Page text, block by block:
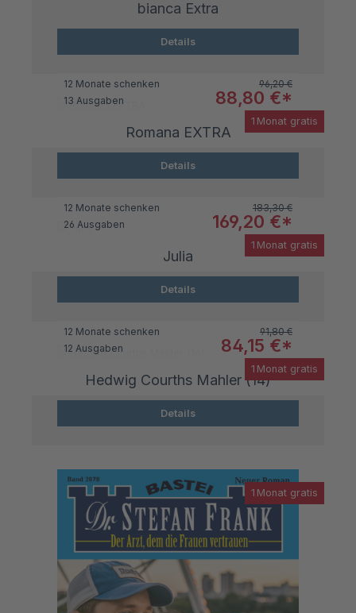
bianca Extra
Details
1 Monat gratis
12 Monate schenken Regulärer Preis:
96,20 €
13 Ausgaben
Verkaufspreis:
88,80 €*
Romana EXTRA
Details
1 Monat gratis
12 Monate schenken Regulärer Preis:
183,30 €
26 Ausgaben
Verkaufspreis:
169,20 €*
Julia
Details
1 Monat gratis
12 Monate schenken Regulärer Preis:
91,80 €
12 Ausgaben
Verkaufspreis:
84,15 €*
Hedwig Courths Mahler (14)
Details
1 Monat gratis